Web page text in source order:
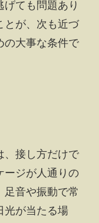
ても問題あり
とが、次も近づ
の大事な条件で
、接し方だけで
ージが人通りの
足音や振動で常
光が当たる場